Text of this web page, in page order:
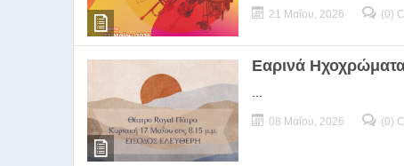
21 Μαΐου, 2026 (0)
Εαρινά
08 Μαΐου, 2026 (0)